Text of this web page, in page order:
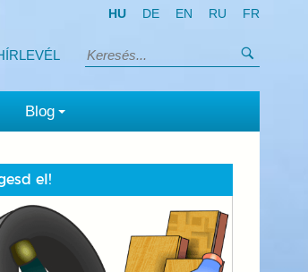
HU DE EN RU FR
Keresés:
Blog
el!